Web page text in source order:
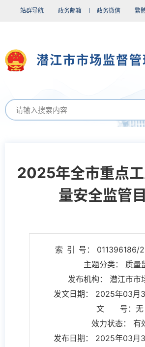
站群导航 政务邮箱 政务微信 繁
潜江市市场监督管
2025年全市重点
量安全监管
索 引 号： 011396186/
主题分类： 质量
发布机构： 潜江市市
发文日期： 2025年03月
文 号：无
效力状态： 有
发布日期： 2025年03月